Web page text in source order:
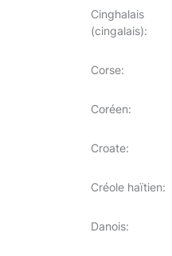
Cinghalais
(cingalais):
Corse:
Coréen:
Croate:
Créole haïtien:
Danois: